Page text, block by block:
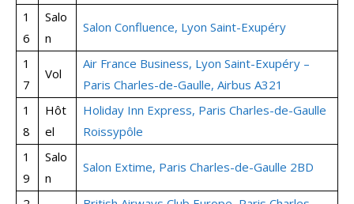
1
6
Salo
n
Salon Confluence, Lyon Saint-Exupéry
1
7
Vol
Air France Business, Lyon Saint-Exupéry –
Paris Charles-de-Gaulle, Airbus A321
1
8
Hôt
el
Holiday Inn Express, Paris Charles-de-Gaulle
Roissypôle
1
9
Salo
n
Salon Extime, Paris Charles-de-Gaulle 2BD